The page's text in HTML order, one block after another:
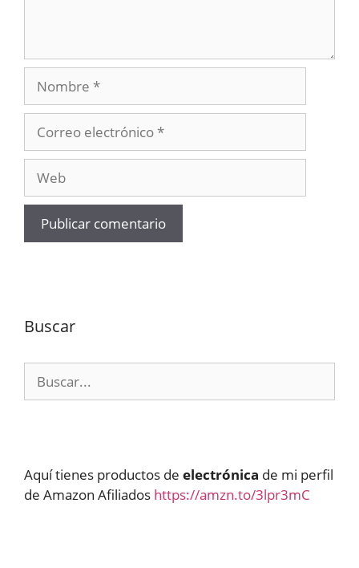
Nombre
electrónico
Buscar
Aquí tienes productos de electrónica de mi perfil
de Amazon Afiliados https://amzn.to/3lpr3mC